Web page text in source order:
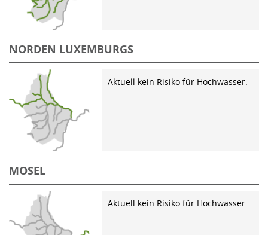
NORDEN LUXEMBURGS
Aktuell kein Risiko für Hochwasser.
MOSEL
Aktuell kein Risiko für Hochwasser.